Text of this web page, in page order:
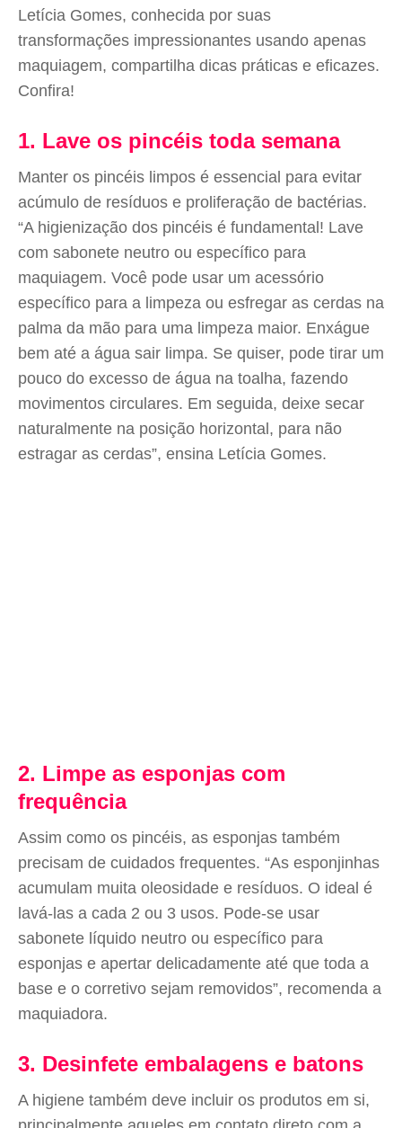
Letícia Gomes, conhecida por suas
transformações impressionantes usando apenas
maquiagem, compartilha dicas práticas e eficazes.
Confira!
1. Lave os pincéis toda semana
Manter os pincéis limpos é essencial para evitar
acúmulo de resíduos e proliferação de bactérias.
“A higienização dos pincéis é fundamental! Lave
com sabonete neutro ou específico para
maquiagem. Você pode usar um acessório
específico para a limpeza ou esfregar as cerdas na
palma da mão para uma limpeza maior. Enxágue
bem até a água sair limpa. Se quiser, pode tirar um
pouco do excesso de água na toalha, fazendo
movimentos circulares. Em seguida, deixe secar
naturalmente na posição horizontal, para não
estragar as cerdas”, ensina Letícia Gomes.
2. Limpe as esponjas com
frequência
Assim como os pincéis, as esponjas também
precisam de cuidados frequentes. “As esponjinhas
acumulam muita oleosidade e resíduos. O ideal é
lavá-las a cada 2 ou 3 usos. Pode-se usar
sabonete líquido neutro ou específico para
esponjas e apertar delicadamente até que toda a
base e o corretivo sejam removidos”, recomenda a
maquiadora.
3. Desinfete embalagens e batons
A higiene também deve incluir os produtos em si,